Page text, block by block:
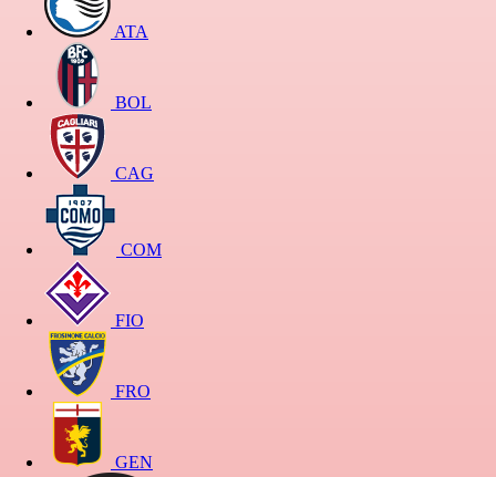
ATA
BOL
CAG
COM
FIO
FRO
GEN